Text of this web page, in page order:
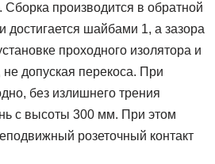
Сборка производится в обратной
достигается шайбами 1, а зазора
проходного изолятора и
допуская перекоса. При
без излишнего трения
с высоты 300 мм. При этом
розеточный контакт